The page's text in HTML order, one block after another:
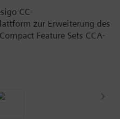
CC-
zur Erweiterung des
Feature Sets CCA-